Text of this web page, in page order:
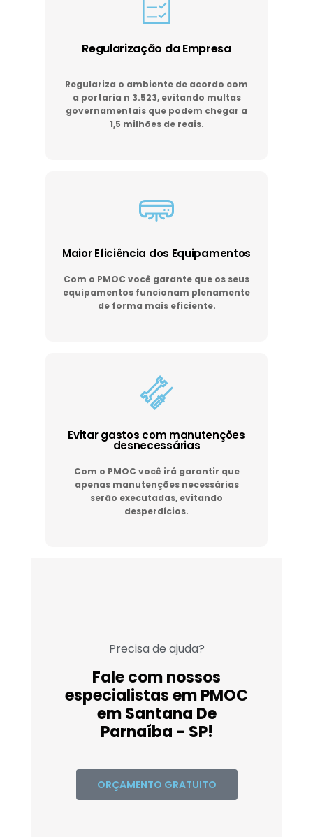
Regularização da Empresa
Regulariza o ambiente de acordo com
a portaria n 3.523, evitando multas
governamentais que podem chegar a
1,5 milhões de reais.
Maior Eficiência dos Equipamentos
Com o PMOC você garante que os seus
equipamentos funcionam plenamente
de forma mais eficiente.
Evitar gastos com manutenções
desnecessárias
Com o PMOC você irá garantir que
apenas manutenções necessárias
serão executadas, evitando
desperdícios.
Precisa de ajuda?
Fale com nossos
especialistas em PMOC
em Santana De
Parnaíba - SP!
ORÇAMENTO GRATUITO